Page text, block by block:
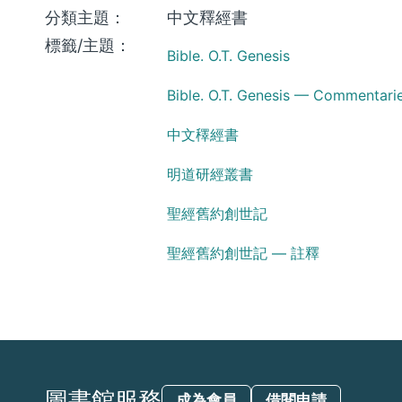
分類主題：
中文釋經書
標籤/主題：
Bible. O.T. Genesis
Bible. O.T. Genesis —
中文䆁經書
明道研經叢書
聖經舊約創世記
聖經舊約創世記 — 註釋